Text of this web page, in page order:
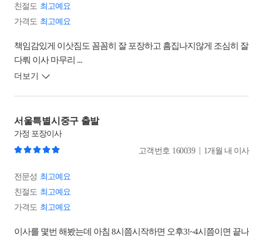
친절도 최고예요
가격도 최고예요
책임감있게 이삿짐도 꼼꼼히 잘 포장하고 흠집나지않게 조심히 잘
다뤄 이사 마무리 ...
더보기
서울특별시중구 출발
가정 포장이사
고객번호 160039 1개월 내 이사
전문성 최고예요
친절도 최고예요
가격도 최고예요
이사를 몇번 해봤는데 아침 8시쯤시작하면 오후3!~4시쯤이면 끝나